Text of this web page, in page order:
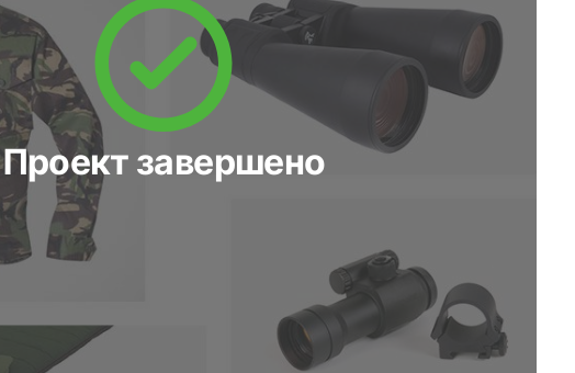
Проект завершено